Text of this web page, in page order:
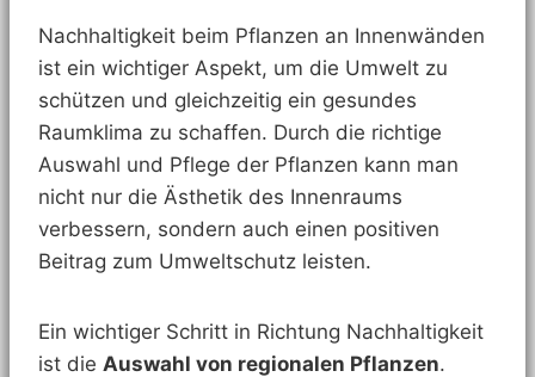
Nachhaltigkeit beim Pflanzen an Innenwänden
ist ein wichtiger Aspekt, um die Umwelt zu
schützen und gleichzeitig ein gesundes
Raumklima zu schaffen. Durch die richtige
Auswahl und Pflege der Pflanzen kann man
nicht nur die Ästhetik des Innenraums
verbessern, sondern auch einen positiven
Beitrag zum Umweltschutz leisten.
Ein wichtiger Schritt in Richtung Nachhaltigkeit
ist die Auswahl von regionalen Pflanzen.